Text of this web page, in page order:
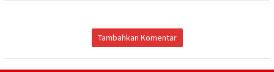
Tambahkan Komentar